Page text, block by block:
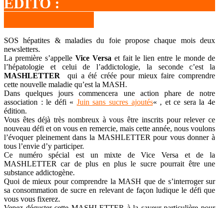
SOS hépatites & maladies du foie propose chaque mois deux
newsletters.
La première s’appelle Vice Versa et fait le lien entre le monde de
l’hépatologie et celui de l’addictologie, la seconde c’est la
MASHLETTER qui a été créée pour mieux faire comprendre
cette nouvelle maladie qu’est la MASH.
Dans quelques jours commencera une action phare de notre
association : le défi « Juin sans sucres ajoutés« , et ce sera la 4e
édition.
Vous êtes déjà très nombreux à vous être inscrits pour relever ce
nouveau défi et on vous en remercie, mais cette année, nous voulons
l’évoquer pleinement dans la MASHLETTER pour vous donner à
tous l’envie d’y participer.
Ce numéro spécial est un mixte de Vice Versa et de la
MASHLETTER car de plus en plus le sucre pourrait être une
substance addictogène.
Quoi de mieux pour comprendre la MASH que de s’interroger sur
sa consommation de sucre en relevant de façon ludique le défi que
vous vous fixerez.